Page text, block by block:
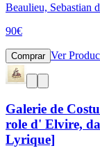
Beaulieu, Sebastian
90€
Comprar Ver
Galerie de
role d' Elvire,
Lyrique]